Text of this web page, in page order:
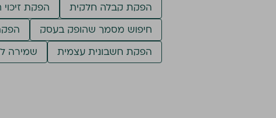
הפקת
הפקת קבלה חלקית
חיפוש מסמך שהופק בעסק
שמירה
הפקת חשבונית עצמית